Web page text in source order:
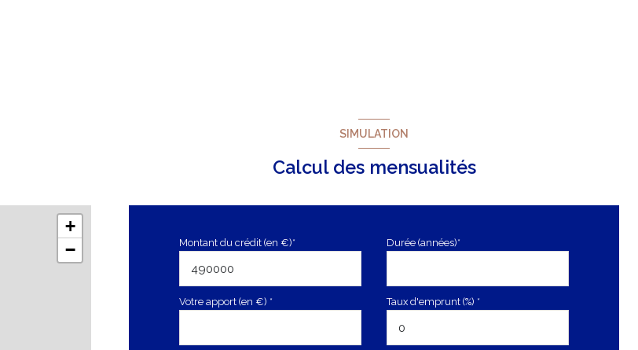
+
−
SIMULATION
Calcul des mensualités
Montant du crédit (en €)* Durée (années)*
Votre apport (en €) * Taux d'emprunt (%) *